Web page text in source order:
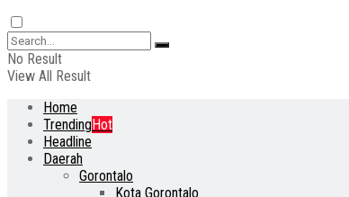
No Result
View All Result
Home
TrendingHot
Headline
Daerah
Gorontalo
Kota Gorontalo